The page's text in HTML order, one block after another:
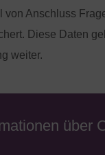
von Anschluss
Diese Daten
weiter.
über